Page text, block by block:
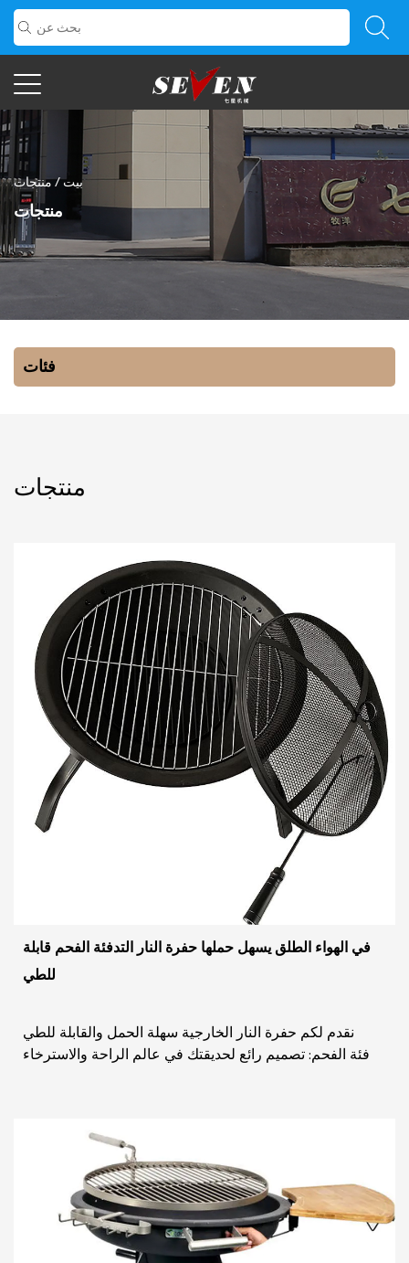
بيت/منتجات
منتجات
فئات
منتجات
في الهواء الطلق يسهل حملها حفرة النار التدفئة الفحم قابلة
للطي
نقدم لكم حفرة النار الخارجية سهلة الحمل والقابلة للطي
لتدفئة الفحم: تصميم رائع لحديقتك في عالم الراحة والاسترخاء